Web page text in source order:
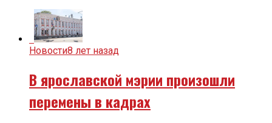
Новости8 лет назад
В ярославской мэрии произошли
перемены в кадрах